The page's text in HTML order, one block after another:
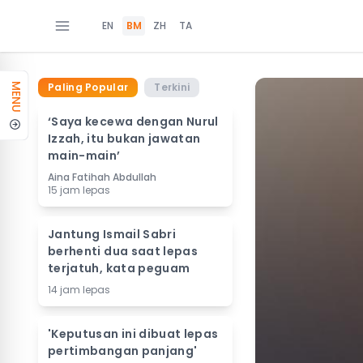
EN BM ZH TA
MENU Paling Popular Terkini
‘Saya kecewa dengan Nurul
Izzah, itu bukan jawatan
main-main’
Aina Fatihah Abdullah
15 jam lepas
Jantung Ismail Sabri
berhenti dua saat lepas
terjatuh, kata peguam
14 jam lepas
'Keputusan ini dibuat lepas
pertimbangan panjang'